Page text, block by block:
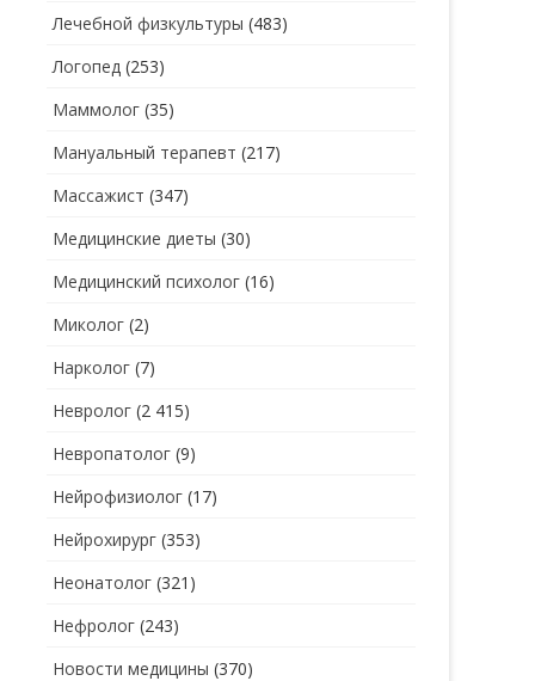
Лечебной физкультуры (483)
Логопед (253)
Маммолог (35)
Мануальный терапевт (217)
Массажист (347)
Медицинские диеты (30)
Медицинский психолог (16)
Миколог (2)
Нарколог (7)
Невролог (2 415)
Невропатолог (9)
Нейрофизиолог (17)
Нейрохирург (353)
Неонатолог (321)
Нефролог (243)
Новости медицины (370)